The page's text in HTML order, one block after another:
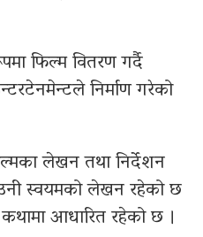
फिल्म वितरण गर्दै
निर्माण गरेको
लेखन तथा निर्देशन
स्वयमको लेखन रहेको छ
कथामा आधारित रहेको छ ।